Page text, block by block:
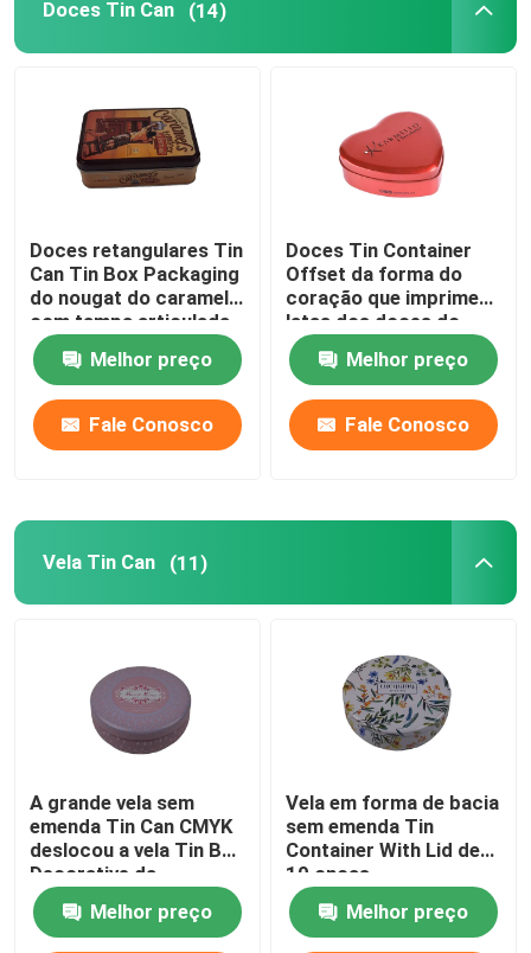
Tin Lunch Boxes
Tin Box retangular
Quadrado Tin Box
Tin Can feito sob encomenda
Doces Tin Can (14)
Doces retangulares Tin
Can Tin Box Packaging
do nougat do caramelo
com tampa articulada
Melhor preço
Fale Conosco
Doces Tin Container
Offset da forma do
coração que imprime
latas dos doces do
metal com tampa
Melhor preço
Fale Conosco
Vela Tin Can (11)
A grande vela sem
emenda Tin Can CMYK
deslocou a vela Tin Box
Decorative da
impressão
Melhor preço
Vela em forma de bacia
sem emenda Tin
Container With Lid de
10 onças
Melhor preço